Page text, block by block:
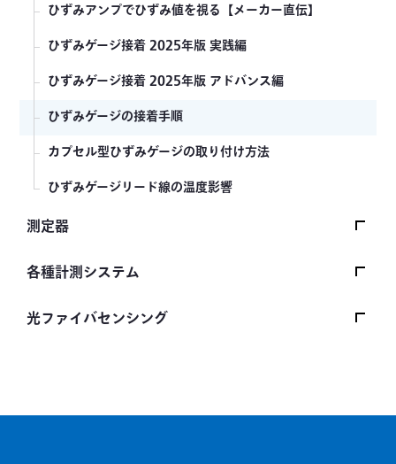
ひずみアンプでひずみ値を視る【メーカー直伝】
ひずみゲージ接着 2025年版 実践編
ひずみゲージ接着 2025年版 アドバンス編
ひずみゲージの接着手順
カプセル型ひずみゲージの取り付け方法
ひずみゲージリード線の温度影響
測定器
波形表示型計装用コンディショナ WP-120A
波形表示型計装用コンディショナ WGA-910A
各種計測システム
基板応力測定セット PCAS-1000A
光ファイバセンシング